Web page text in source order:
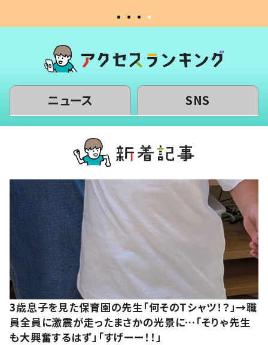
ニュース SNS
3歳息子を見た保育園の先生「何そのTシャツ！？」→職
員全員に激震が走ったまさかの光景に…「そりゃ先生
も大興奮するはず」「すげーー！！」